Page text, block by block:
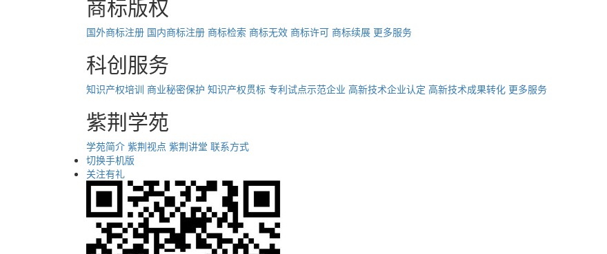
商标版权
国外商标注册 国内商标注册 商标检索 商标无效 商标许可 商标续展 更多服务
科创服务
知识产权培训 商业秘密保护 知识产权贯标 专利试点示范企业 高新技术企业认定 高新技术成果转化 更多服务
紫荆学苑
学苑简介 紫荆视点 紫荆讲堂 联系方式
切换手机版
关注有礼